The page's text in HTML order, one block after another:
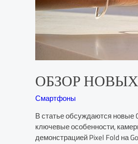
ОБЗОР НОВЫХ
Смартфоны
В статье обсуждаются новые
ключевые особенности,
демонстрацией Pixel Fold на